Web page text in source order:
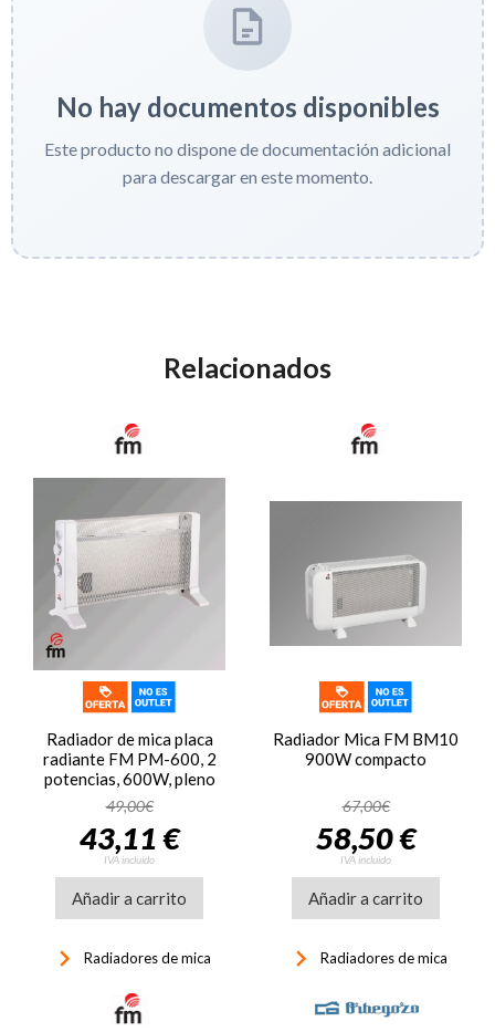
No hay documentos disponibles
Este producto no dispone de documentación adicional
para descargar en este momento.
Relacionados
Radiador de mica placa
radiante FM PM-600, 2
potencias, 600W, pleno
rendimiento en 1 min,
hasta 12 m2, temperatura
regulable, sin fluido,
blanco
49,00€
43,11 €
IVA incluido
Añadir a carrito
keyboard_arrow_right Radiadores de mica
Radiador Mica FM BM10
900W compacto
67,00€
58,50 €
IVA incluido
Añadir a carrito
keyboard_arrow_right Radiadores de mica